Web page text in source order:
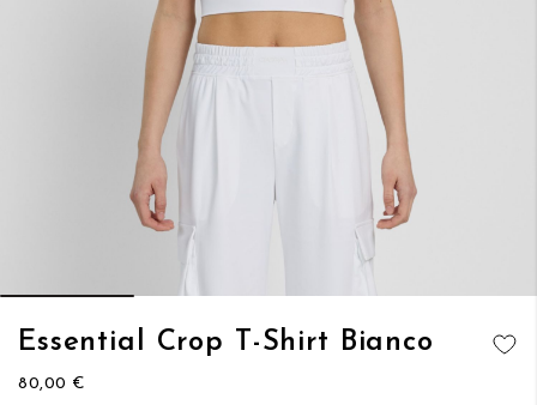
Essential Crop T-Shirt Bianco
80,00 €
Vai
della